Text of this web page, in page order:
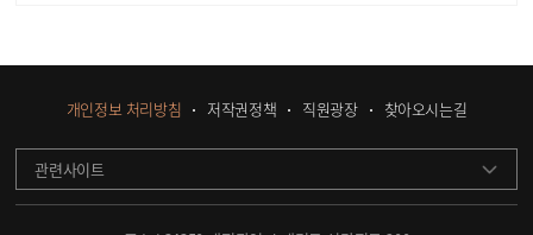
개인정보 처리방침 저작권정책 직원광장 찾아오시는길
관련사이트